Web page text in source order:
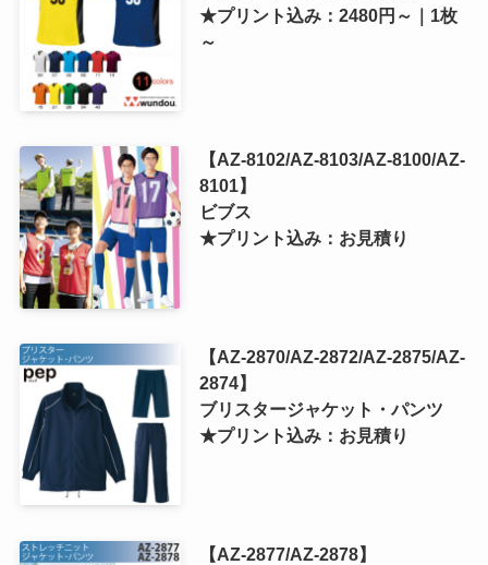
★プリント込み：2480円～｜1枚
～
【AZ-8102/AZ-8103/AZ-8100/AZ-
8101】
ビブス
★プリント込み：お見積り
【AZ-2870/AZ-2872/AZ-2875/AZ-
2874】
ブリスタージャケット・パンツ
★プリント込み：お見積り
【AZ-2877/AZ-2878】